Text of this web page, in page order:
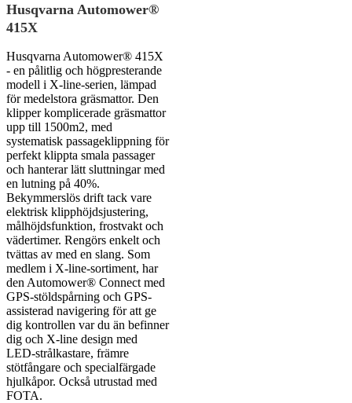
Husqvarna Automower®
415X
Husqvarna Automower® 415X
- en pålitlig och högpresterande
modell i X-line-serien, lämpad
för medelstora gräsmattor. Den
klipper komplicerade gräsmattor
upp till 1500m2, med
systematisk passageklippning för
perfekt klippta smala passager
och hanterar lätt sluttningar med
en lutning på 40%.
Bekymmerslös drift tack vare
elektrisk klipphöjdsjustering,
målhöjdsfunktion, frostvakt och
vädertimer. Rengörs enkelt och
tvättas av med en slang. Som
medlem i X-line-sortiment, har
den Automower® Connect med
GPS-stöldspårning och GPS-
assisterad navigering för att ge
dig kontrollen var du än befinner
dig och X-line design med
LED-strålkastare, främre
stötfångare och specialfärgade
hjulkåpor. Också utrustad med
FOTA.